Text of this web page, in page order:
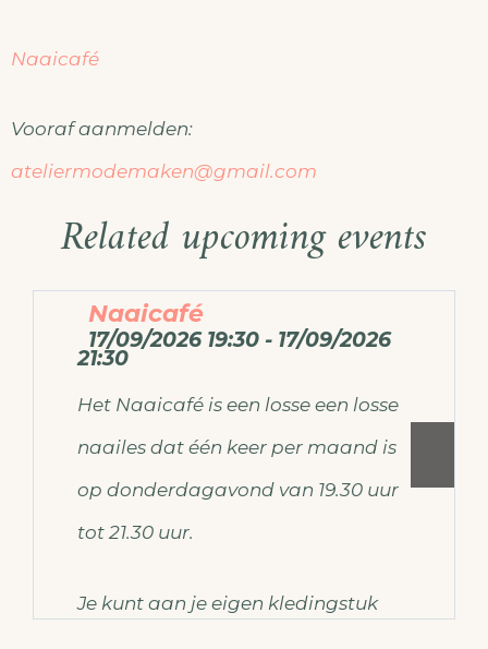
Naaicafé
Vooraf aanmelden:
ateliermodemaken@gmail.com
Related upcoming events
Naaicafé
17/09/2026 19:30 - 17/09/2026
21:30
Het Naaicafé is een losse een losse
naailes dat één keer per maand is
op donderdagavond van 19.30 uur
tot 21.30 uur.
Je kunt aan je eigen kledingstuk